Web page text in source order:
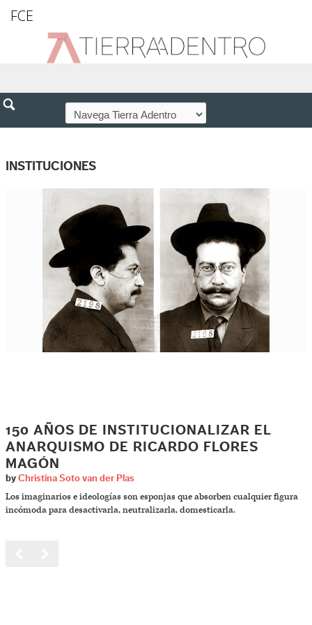
FCE
INSTITUCIONES
150 AÑOS DE INSTITUCIONALIZAR EL
ANARQUISMO DE RICARDO FLORES
MAGÓN
by Christina Soto van der Plas
Los imaginarios e ideologías son esponjas que absorben cualquier figura
incómoda para desactivarla, neutralizarla, domesticarla.